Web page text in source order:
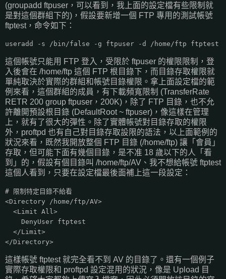
(groupadd ftpuser，可以看到，我上面的設定檔有些限制就
是對這個群組下的)，假設要新增一個 FTP 專用的測試帳號
ftptest，命令如下：
useradd -s /bin/false -g ftpuser -d /home/ftp ftptest
這個帳號只能用 FTP 登入，受限於 ftpuser 的權限限制，登
入後會在 /home/ftp 這個 FTP 根目錄下，而目錄存取權限就
單純取決於實際的群組和帳號目錄權限。拿上面設定檔的範
例來看，這個群組的成員，有下載頻寬限制 (TransferRate
RETR 200 group ftpuser，200K)，除了 FTP 目錄，也不允
許離開預設根目錄 (DefaultRoot ~ ftpuser)，像這樣在管理
上，就有了很大的彈性。除了實體帳號對目錄存取的權限
外，proftpd 也有自己對目錄存取設限的語法，以上面範例的
狀況來看，既然我開放整個 FTP 目錄 (/home/ftp) 讓「會員」
存取，但可能下面有幾個目錄，是不准 18 歲以下的人「看
到」的，假設有個目錄叫 /home/ftp/AV、我不想給帳號 ftptest
這個人看到，只要在設定檔最後面補上這一段設定：
# 限制特定目錄不給看
<Directory /home/ftp/AV>
<Limit All>
DenyUser ftptest
</Limit>
</Directory>
這樣帳號 ftptest 就完全看不到 AV 的目錄了。還有一個例子
實際存取權限和 proftpd 設定混用的狀況，像是 Upload 目